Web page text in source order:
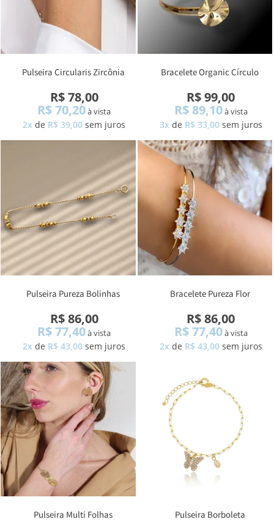
Pulseira Circularis Zircônia
R$ 78,00
R$ 70,20à vista
2x de R$ 39,00sem juros
Bracelete Organic Círculo
Aberto
R$ 99,00
R$ 89,10à vista
3x de R$ 33,00 sem juros
Pulseira Pureza Bolinhas
R$ 86,00
R$ 77,40à vista
2x de R$ 43,00sem juros
Bracelete Pureza Flor
R$ 86,00
R$ 77,40à vista
2x de R$ 43,00 sem juros
Pulseira Multi Folhas Pulseira Borboleta